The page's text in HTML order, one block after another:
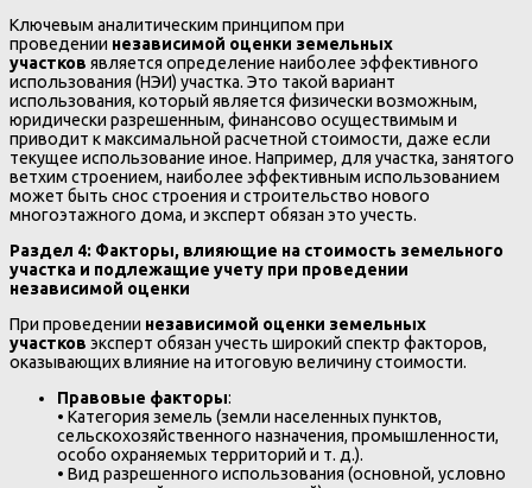
Ключевым аналитическим принципом при
проведении независимой оценки земельных
участков является определение наиболее эффективного
использования (НЭИ) участка. Это такой вариант
использования, который является физически возможным,
юридически разрешенным, финансово осуществимым и
приводит к максимальной расчетной стоимости, даже если
текущее использование иное. Например, для участка, занятого
ветхим строением, наиболее эффективным использованием
может быть снос строения и строительство нового
многоэтажного дома, и эксперт обязан это учесть.
Раздел 4: Факторы, влияющие на стоимость земельного
участка и подлежащие учету при проведении
независимой оценки
При проведении независимой оценки земельных
участков эксперт обязан учесть широкий спектр факторов,
оказывающих влияние на итоговую величину стоимости.
Правовые факторы:
• Категория земель (земли населенных пунктов,
сельскохозяйственного назначения, промышленности,
особо охраняемых территорий и т. д.).
• Вид разрешенного использования (основной, условно